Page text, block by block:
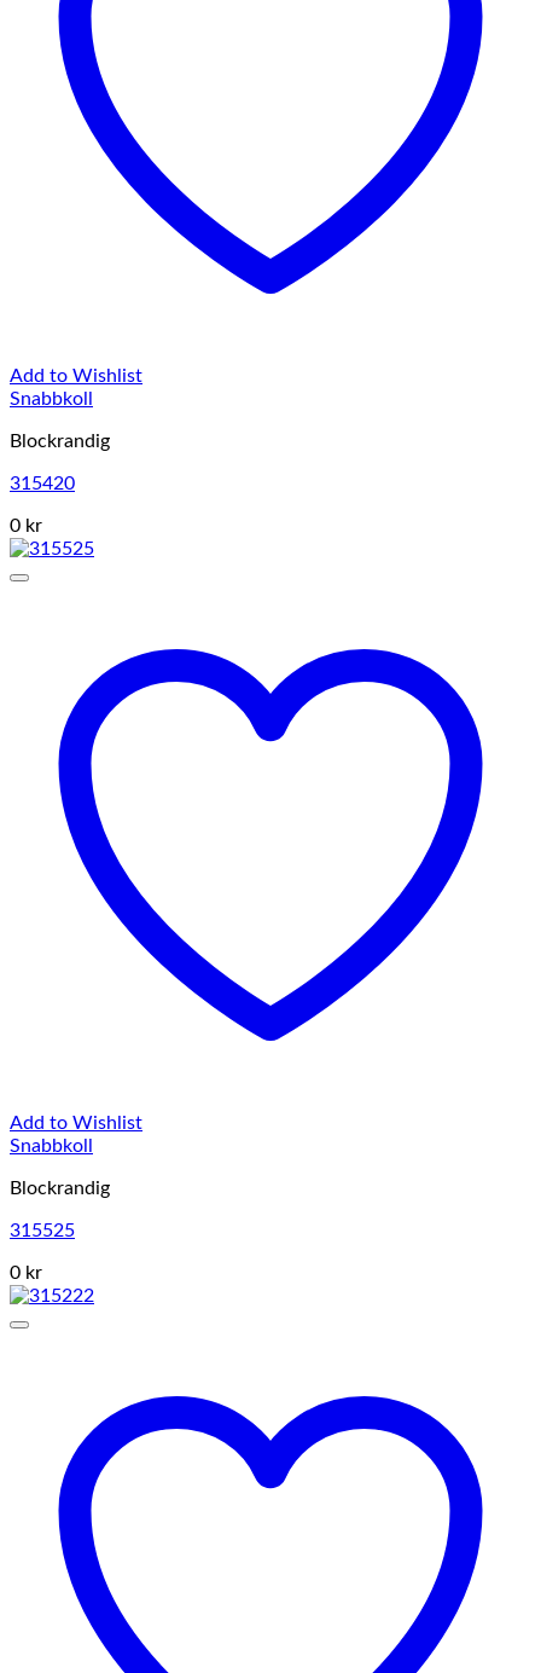
Add to Wishlist
Snabbkoll
Blockrandig
315420
0 kr
Add to Wishlist
Snabbkoll
Blockrandig
315525
0 kr